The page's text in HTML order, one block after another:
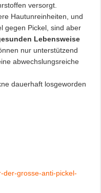
versorgt.
Hautunreinheiten, und
gegen Pickel, sind aber
Lebensweise
nur unterstützend
abwechslungsreiche
dauerhaft losgeworden
der-grosse-anti-pickel-